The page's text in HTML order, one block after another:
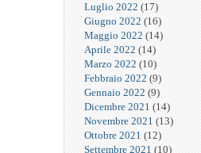
Luglio 2022 (17)
Giugno 2022 (16)
Maggio 2022 (14)
Aprile 2022 (14)
Marzo 2022 (10)
Febbraio 2022 (9)
Gennaio 2022 (9)
Dicembre 2021 (14)
Novembre 2021 (13)
Ottobre 2021 (12)
Settembre 2021 (10)